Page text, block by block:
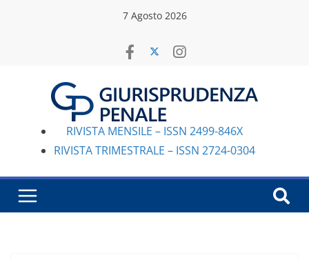
7 Agosto 2026
RIVISTA MENSILE – ISSN 2499-846X
RIVISTA TRIMESTRALE – ISSN 2724-0304